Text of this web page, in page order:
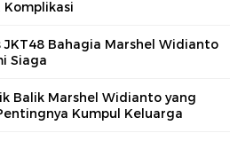
Komplikasi
JKT48 Bahagia Marshel Widianto
Siaga
Balik Marshel Widianto yang
Kumpul Keluarga